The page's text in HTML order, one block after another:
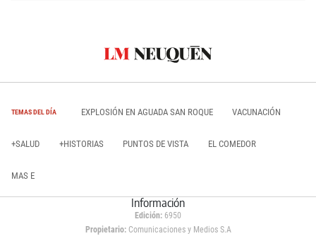
TEMAS DEL DÍA EXPLOSIÓN EN AGUADA SAN ROQUE VACUNACIÓN
+SALUD +HISTORIAS PUNTOS DE VISTA EL COMEDOR
MAS E
Información
Edición: 6950
Propietario:Comunicaciones y Medios S.A